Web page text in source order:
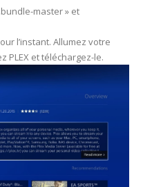
master » et
l’instant. Allumez votre
PLEX et téléchargez-le.